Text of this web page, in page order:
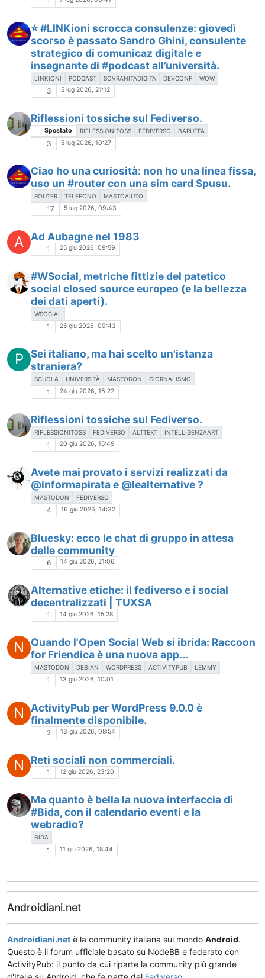
⭐️ #LINKioni scrocca consulenze: giovedì
scorso è passato Sandro Ghini, consulente
strategico di comunicaz digitale e
insegnante di #podcast all’università.
LINKIONI PODCAST SOVRANITADIGITA DEVCONF WOW
3 5 lug 2026, 21:12
Riflessioni tossiche sul Fediverso.
Spostato RIFLESSIONITOSS FEDIVERSO BARUFFA
3 5 lug 2026, 10:27
Ciao ho una curiosità: non ho una linea fissa,
uso un #router con una sim card Spusu.
ROUTER TELEFONO MASTOAIUTO
17 5 lug 2026, 09:43
A Ad Aubagne nel 1983
1 25 giu 2026, 09:59
#WSocial, metriche fittizie del patetico
social closed source europeo (e la bellezza
dei dati aperti).
WSOCIAL
1 25 giu 2026, 09:43
P
Sei italiano, ma hai scelto un'istanza
straniera?
SCUOLA UNIVERSITÀ MASTODON GIORNALISMO
1 24 giu 2026, 16:22
Riflessioni tossiche sul Fediverso.
RIFLESSIONITOSS FEDIVERSO ALTTEXT INTELLIGENZAART
1 20 giu 2026, 15:49
Avete mai provato i servizi realizzati da
@informapirata e @lealternative ?
MASTODON FEDIVERSO
4 16 giu 2026, 14:32
Bluesky: ecco le chat di gruppo in attesa
delle community
6 14 giu 2026, 21:06
Alternative etiche: il fediverso e i social
decentralizzati | TUXSA
1 14 giu 2026, 15:28
N
Quando l'Open Social Web si ibrida: Raccoon
for Friendica è una nuova app...
MASTODON DEBIAN WORDPRESS ACTIVITYPUB LEMMY
1 13 giu 2026, 10:01
N
ActivityPub per WordPress 9.0.0 è
finalmente disponibile.
2 13 giu 2026, 08:54
N Reti sociali non commerciali.
1 12 giu 2026, 23:20
Ma quanto è bella la nuova interfaccia di
#Bida, con il calendario eventi e la
webradio?
BIDA
1 11 giu 2026, 18:44
Androidiani.net
Androidiani.net è la community italiana sul mondo Android.
Questo è il forum ufficiale basato su NodeBB e federato con
ActivityPub: il punto da cui riparte la community più grande